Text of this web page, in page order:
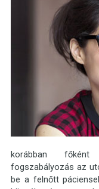
korábban
fogszabályozás az
be a felnőtt